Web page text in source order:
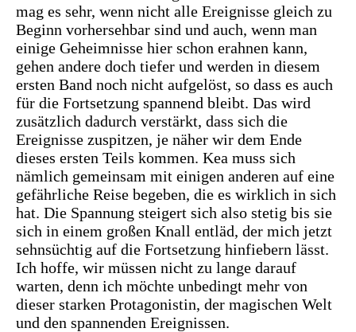
mag es sehr, wenn nicht alle Ereignisse gleich zu
Beginn vorhersehbar sind und auch, wenn man
einige Geheimnisse hier schon erahnen kann,
gehen andere doch tiefer und werden in diesem
ersten Band noch nicht aufgelöst, so dass es auch
für die Fortsetzung spannend bleibt. Das wird
zusätzlich dadurch verstärkt, dass sich die
Ereignisse zuspitzen, je näher wir dem Ende
dieses ersten Teils kommen. Kea muss sich
nämlich gemeinsam mit einigen anderen auf eine
gefährliche Reise begeben, die es wirklich in sich
hat. Die Spannung steigert sich also stetig bis sie
sich in einem großen Knall entläd, der mich jetzt
sehnsüchtig auf die Fortsetzung hinfiebern lässt.
Ich hoffe, wir müssen nicht zu lange darauf
warten, denn ich möchte unbedingt mehr von
dieser starken Protagonistin, der magischen Welt
und den spannenden Ereignissen.